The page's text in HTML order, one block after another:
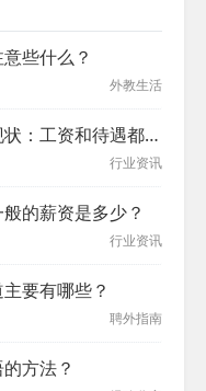
些什么？
外教生活
中国外籍教师薪资现状：工资和待遇都非常高
行业资讯
的薪资是多少？
行业资讯
要有哪些？
聘外指南
方法？